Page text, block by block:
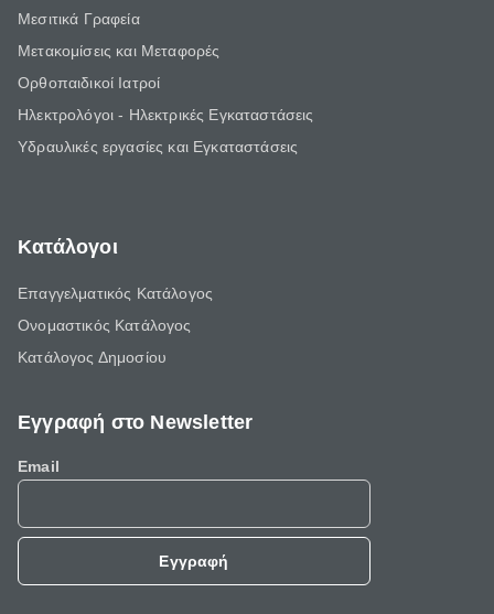
Μεσιτικά Γραφεία
Μετακομίσεις και Μεταφορές
Ορθοπαιδικοί Ιατροί
Ηλεκτρολόγοι - Ηλεκτρικές Εγκαταστάσεις
Υδραυλικές εργασίες και Εγκαταστάσεις
Κατάλογοι
Επαγγελματικός Κατάλογος
Ονομαστικός Κατάλογος
Κατάλογος Δημοσίου
Εγγραφή στο Newsletter
Email
Εγγραφή